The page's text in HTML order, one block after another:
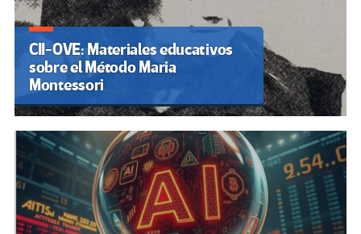
CII-OVE: Materiales educativos
sobre el Método Maria
Montessori